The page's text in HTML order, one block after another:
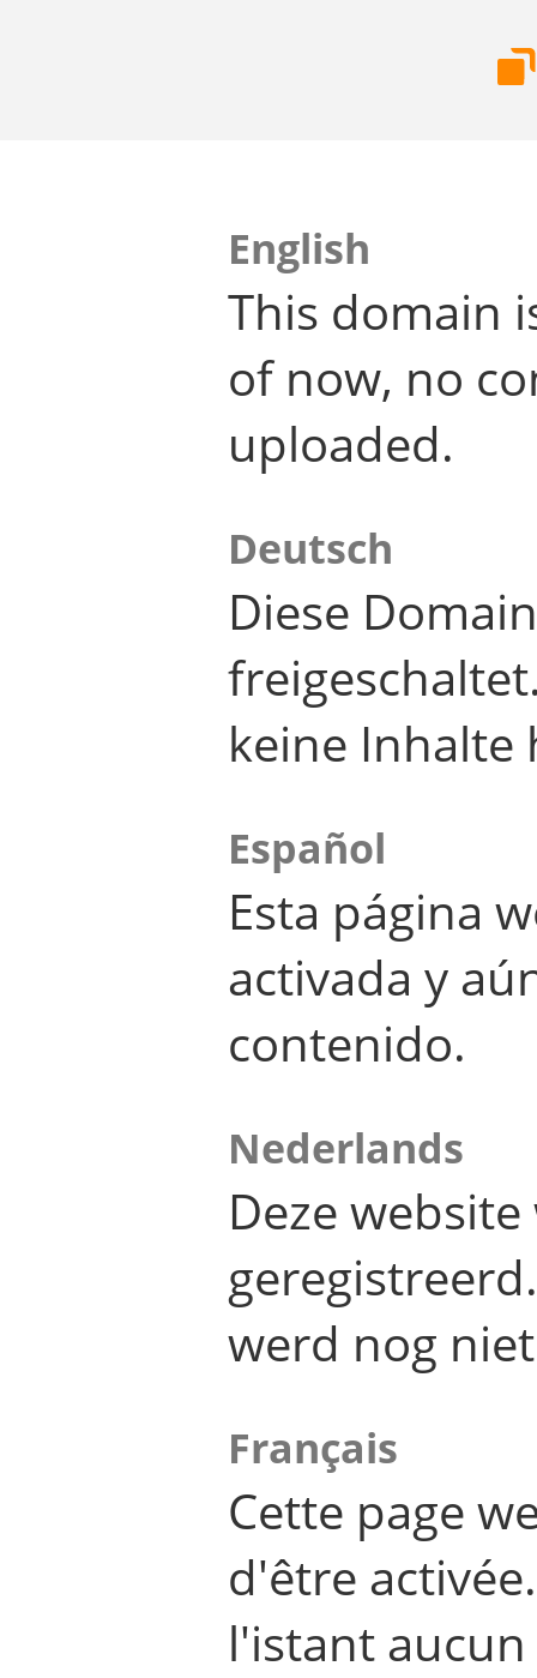
English
This domain
of now, no
uploaded.
Deutsch
Diese
keine Inhalte
Español
Esta página
activada y
contenido.
Nederlands
Deze
werd nog
Français
Cette page
d'être
l'istant